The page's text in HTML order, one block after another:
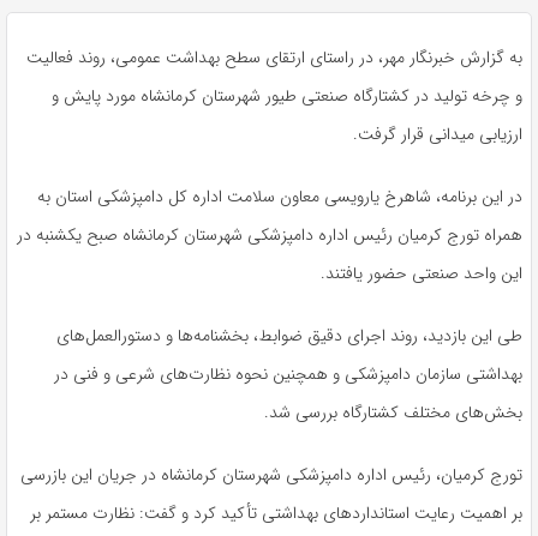
به گزارش خبرنگار مهر، در راستای ارتقای سطح بهداشت عمومی، روند فعالیت
و چرخه تولید در کشتارگاه صنعتی طیور شهرستان کرمانشاه مورد پایش و
ارزیابی میدانی قرار گرفت.
در این برنامه، شاهرخ یارویسی معاون سلامت اداره کل دامپزشکی استان به
همراه تورج کرمیان رئیس اداره دامپزشکی شهرستان کرمانشاه صبح یکشنبه در
این واحد صنعتی حضور یافتند.
طی این بازدید، روند اجرای دقیق ضوابط، بخشنامه‌ها و دستورالعمل‌های
بهداشتی سازمان دامپزشکی و همچنین نحوه نظارت‌های شرعی و فنی در
بخش‌های مختلف کشتارگاه بررسی شد.
تورج کرمیان، رئیس اداره دامپزشکی شهرستان کرمانشاه در جریان این بازرسی
بر اهمیت رعایت استانداردهای بهداشتی تأکید کرد و گفت: نظارت مستمر بر